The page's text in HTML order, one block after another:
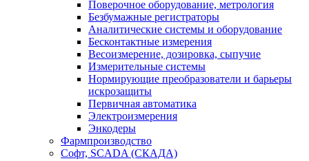
Поверочное оборудование, метрология
Безбумажные регистраторы
Аналитические системы и оборудование
Бесконтактные измерения
Весоизмерение, дозировка, сыпучие
Измерительные системы
Нормирующие преобразователи и барьеры
искрозащиты
Первичная автоматика
Электроизмерения
Энкодеры
Фармпроизводство
Софт, SCADA (СКАДА)